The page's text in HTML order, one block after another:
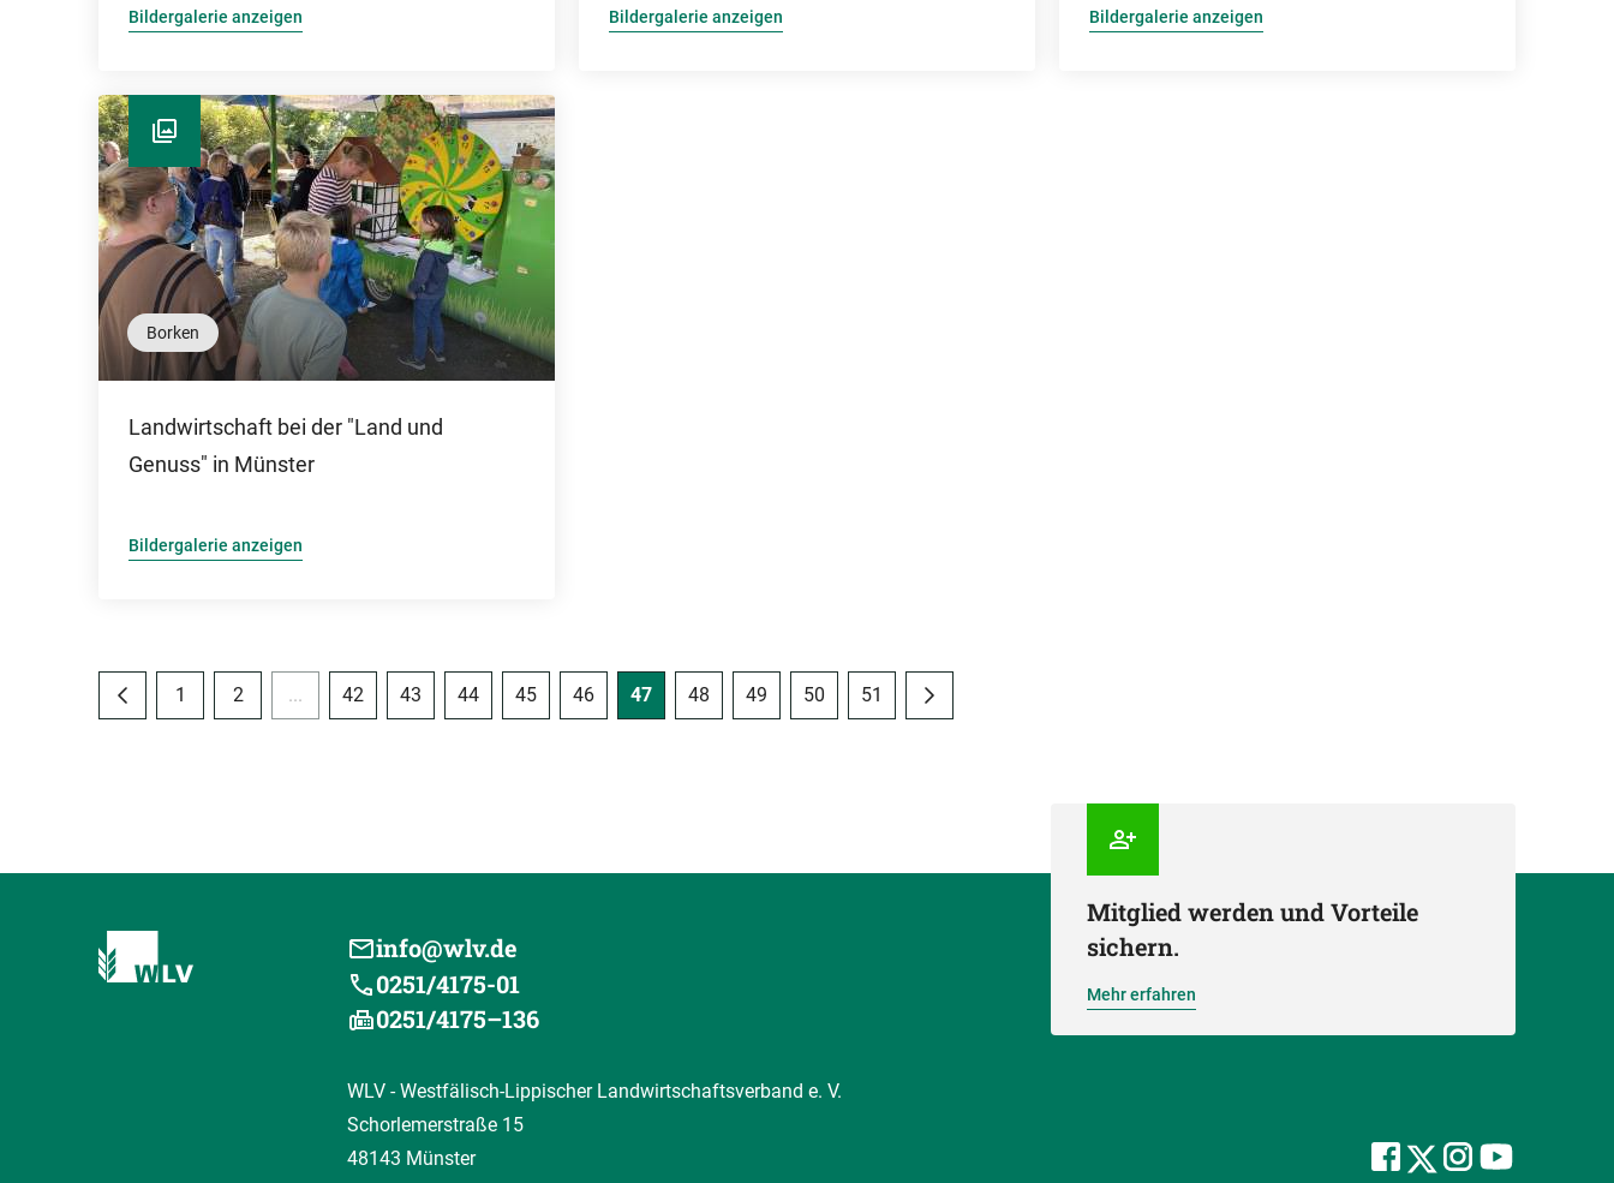
Bildergalerie anzeigen Bildergalerie anzeigen Bildergalerie anzeigen
Borken
Landwirtschaft bei der "Land und
Genuss" in Münster
Bildergalerie anzeigen
1 2 ... 42 43 44 45 46 47 48 49 50 51
Mitglied werden und Vorteile
sichern.
Mehr erfahren
info@wlv.de
0251/4175-01
0251/4175–136
WLV - Westfälisch-Lippischer Landwirtschaftsverband e. V.
Schorlemerstraße 15
48143 Münster